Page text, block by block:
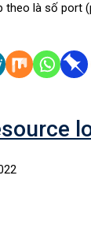
theo là số port